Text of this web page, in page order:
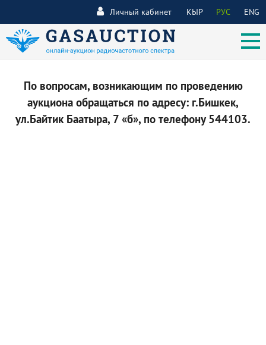
КЫР РУС ENG
Личный кабинет
По вопросам, возникающим по проведению
аукциона обращаться по адресу: г.Бишкек,
ул.Байтик Баатыра, 7 «б», по телефону 544103.